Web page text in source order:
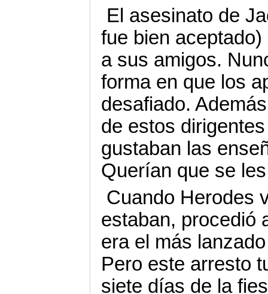
El asesinato de
fue bien
a sus amigos.
forma en que los
desafiado.
de estos
gustaban las
Querían que se
Cuando Herodes
estaban, procedió
era el más
Pero este arresto
siete días de la